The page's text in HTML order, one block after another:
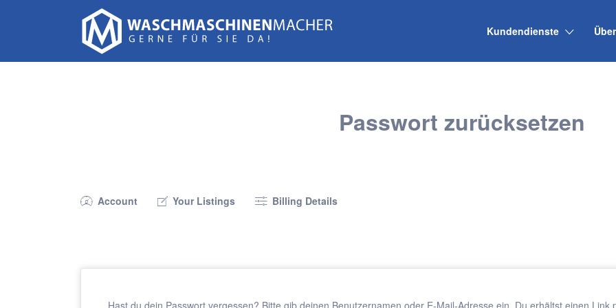
Kundendienste
Suchen
nach:
Passwort zurücksetzen
Account Your Listings Billing Details
Hast du dein Passwort vergessen? Bitte gib deinen Benutzernamen oder E-Mail-Adresse ein. Du erhältst einen